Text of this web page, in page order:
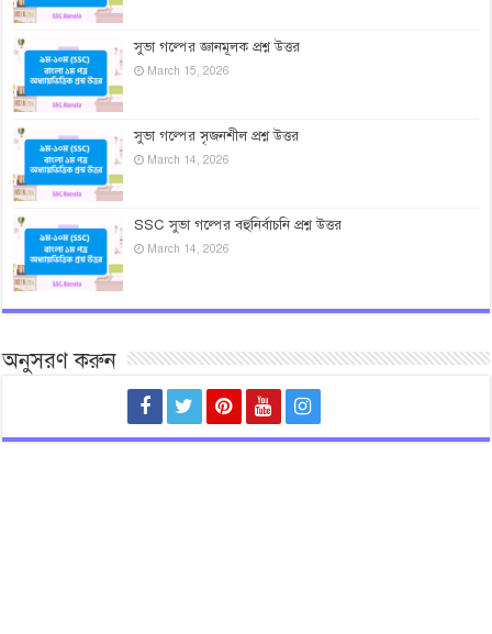
সুভা গল্পের জ্ঞানমূলক প্রশ্ন উত্তর
March 15, 2026
সুভা গল্পের সৃজনশীল প্রশ্ন উত্তর
March 14, 2026
SSC সুভা গল্পের বহুনির্বাচনি প্রশ্ন উত্তর
March 14, 2026
অনুসরণ করুন